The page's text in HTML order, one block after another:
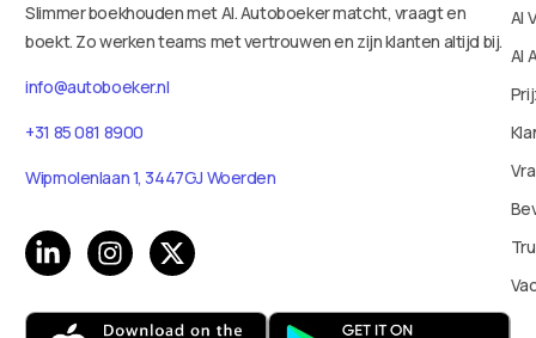
Slimmer boekhouden met AI. Autoboeker matcht, vraagt en
boekt. Zo werken teams met vertrouwen en zijn klanten altijd bij.
info@autoboeker.nl
+31 85 081 8900
Wipmolenlaan 1, 3447GJ Woerden
AI
AI